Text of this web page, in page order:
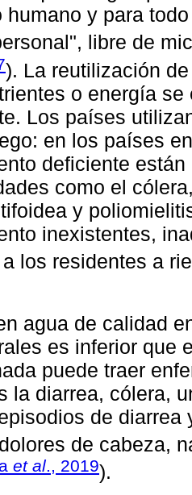
humano y para
libre de
). La reutilización
o energía
Los países
en los países
deficiente
como el
y
inexistentes,
los residentes a
agua de calidad
es inferior que
puede traer
la diarrea, cólera,
de
de cabeza,
et al., 2019).